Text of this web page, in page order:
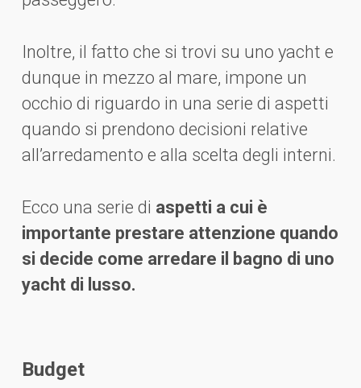
Inoltre, il fatto che si trovi su uno yacht e
dunque in mezzo al mare, impone un
occhio di riguardo in una serie di aspetti
quando si prendono decisioni relative
all’arredamento e alla scelta degli interni.
Ecco una serie di aspetti a cui è
importante prestare attenzione quando
si decide come arredare il bagno di uno
yacht di lusso.
Budget